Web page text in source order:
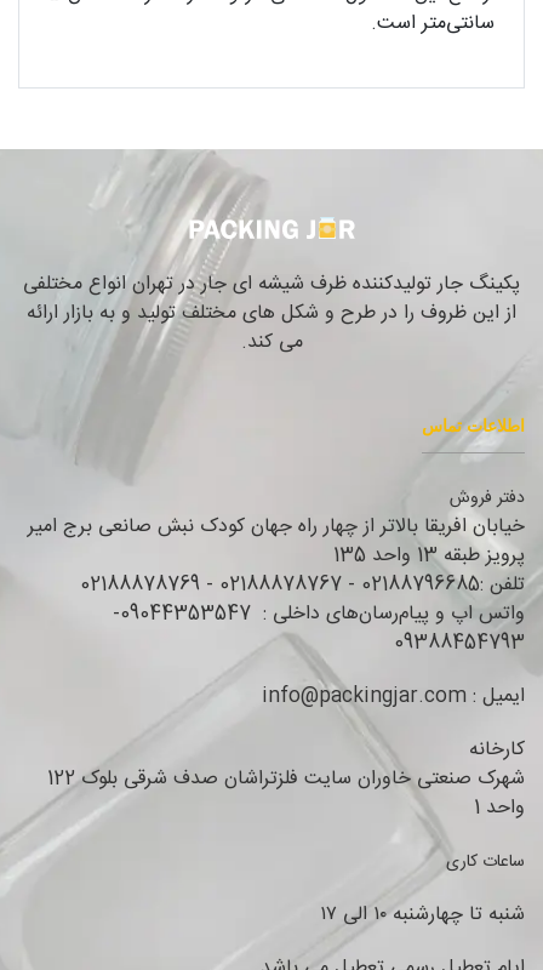
سانتی‌متر است.
پکینگ جار تولیدکننده ظرف شیشه ای جار در تهران انواع مختلفی
از این ظروف را در طرح و شکل های مختلف تولید و به بازار ارائه
می کند.
اطلاعات تماس
دفتر فروش
خیابان افریقا بالاتر از چهار راه جهان کودک نبش صانعی برج امیر
پرویز طبقه 13 واحد 135
تلفن :02188796685 - 02188878767 - 02188878769
واتس اپ و پیام‌رسان‌های داخلی : 09044353547-
09388454793
ایمیل : info@packingjar.com
کارخانه
شهرک صنعتی خاوران سایت فلزتراشان صدف شرقی بلوک 122
واحد 1
ساعات کاری
شنبه تا چهارشنبه ۱۰ الی ۱۷